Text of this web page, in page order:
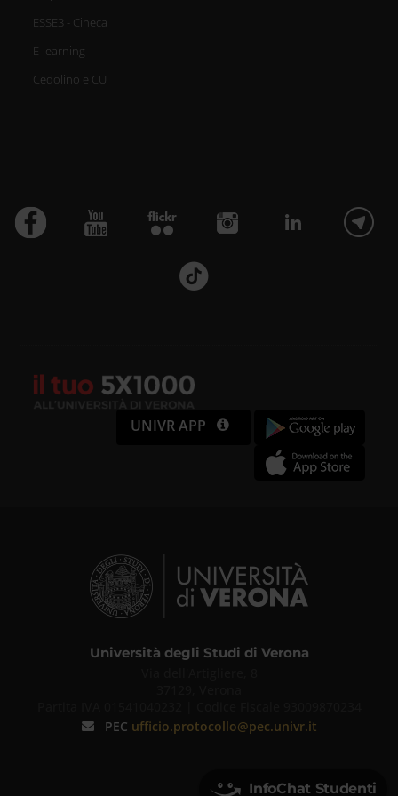
ESSE3 - Cineca
E-learning
Cedolino e CU
UNIVR APP
Università degli Studi di Verona
PEC ufficio.protocollo@pec.univr.it
InfoChat Studenti